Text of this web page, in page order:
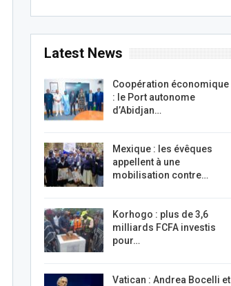
Latest News
Coopération économique
: le Port autonome
d’Abidjan…
Mexique : les évêques
appellent à une
mobilisation contre…
Korhogo : plus de 3,6
milliards FCFA investis
pour…
Vatican : Andrea Bocelli et